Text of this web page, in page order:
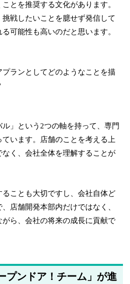
とを推奨する文化があります。
戦したいことを臆せず発信して
可能性も高いのだと思います。
ランとしてどのようなことを描
ル」という2つの軸を持って、専門
います。店舗のことを考える上
く、会社全体を理解することが
ことも大切ですし、会社自体ど
店舗開発本部内だけではなく、
ら、会社の将来の成長に貢献で
プンドア！チーム」が進